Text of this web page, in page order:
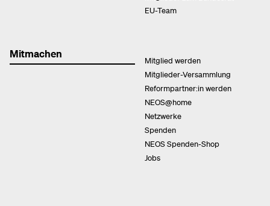
EU-Team
Mitmachen
Mitglied werden
Mitglieder-Versammlung
Reformpartner:in werden
NEOS@home
Netzwerke
Spenden
NEOS Spenden-Shop
Jobs